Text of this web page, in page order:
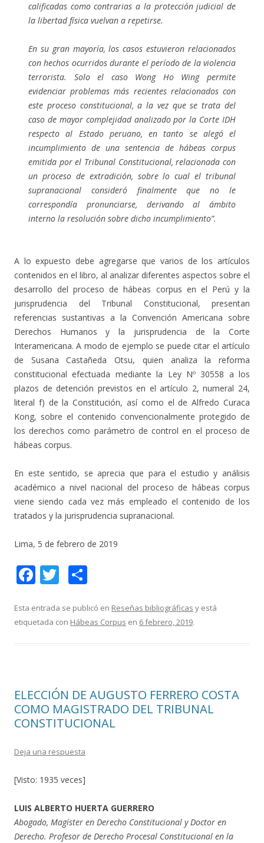
calificadas como contrarias a la protección judicial de
la libertad física vuelvan a repetirse.
En su gran mayoría, los casos estuvieron relacionados
con hechos ocurridos durante el período de la violencia
terrorista. Solo el caso Wong Ho Wing permite
evidenciar problemas más recientes relacionados con
este proceso constitucional, a la vez que se trata del
caso de mayor complejidad analizado por la Corte IDH
respecto al Estado peruano, en tanto se alegó el
incumplimiento de una sentencia de hábeas corpus
emitida por el Tribunal Constitucional, relacionada con
un proceso de extradición, sobre lo cual el tribunal
supranacional consideró finalmente que no le
correspondía pronunciarse, derivando al ámbito
interno la resolución sobre dicho incumplimiento”.
A lo expuesto debe agregarse que varios de los artículos
contenidos en el libro, al analizar diferentes aspectos sobre el
desarrollo del proceso de hábeas corpus en el Perú y la
jurisprudencia del Tribunal Constitucional, presentan
referencias sustantivas a la Convención Americana sobre
Derechos Humanos y la jurisprudencia de la Corte
Interamericana. A modo de ejemplo se puede citar el artículo
de Susana Castañeda Otsu, quien analiza la reforma
constitucional efectuada mediante la Ley Nº 30558 a los
plazos de detención previstos en el artículo 2, numeral 24,
literal f) de la Constitución, así como el de Alfredo Curaca
Kong, sobre el contenido convencionalmente protegido de
los derechos como parámetro de control en el proceso de
hábeas corpus.
En este sentido, se aprecia que para el estudio y análisis
académico a nivel nacional del proceso de hábeas corpus
viene siendo cada vez más empleado el contenido de los
tratados y la jurisprudencia supranacional.
Lima, 5 de febrero de 2019
F
e
b
k
T
itt
er
m
p
r
Esta entrada se publicó en Reseñas bibliográficas y está
etiquetada con Hábeas Corpus en 6 febrero, 2019.
ELECCIÓN DE AUGUSTO FERRERO COSTA
COMO MAGISTRADO DEL TRIBUNAL
CONSTITUCIONAL
Deja una respuesta
[Visto: 1935 veces]
LUIS ALBERTO HUERTA GUERRERO
Abogado, Magíster en Derecho Constitucional y Doctor en
Derecho. Profesor de Derecho Procesal Constitucional en la